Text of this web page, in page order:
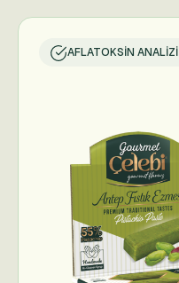
AFLATOKSIN ANALIZI